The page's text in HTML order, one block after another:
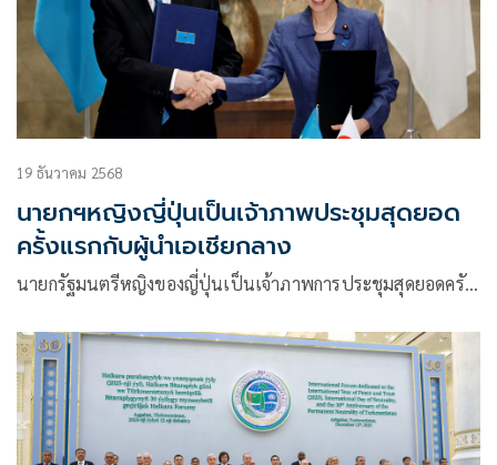
19 ธันวาคม 2568
นายกฯหญิงญี่ปุ่นเป็นเจ้าภาพประชุมสุดยอด
ครั้งแรกกับผู้นำเอเชียกลาง
นายกรัฐมนตรีหญิงของญี่ปุ่นเป็นเจ้าภาพการประชุมสุดยอดครั…